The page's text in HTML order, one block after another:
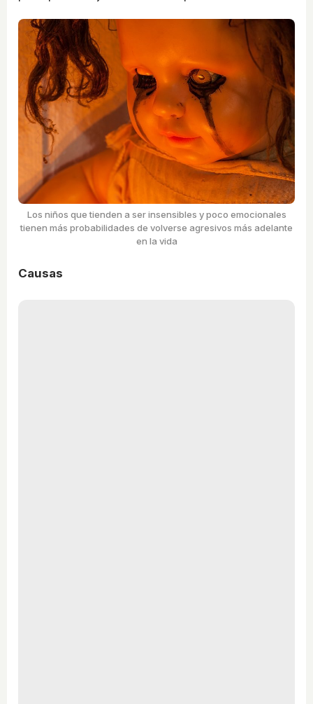
Los niños que tienden a ser insensibles y poco emocionales
tienen más probabilidades de volverse agresivos más adelante
en la vida
Causas